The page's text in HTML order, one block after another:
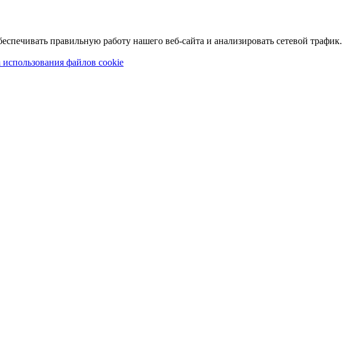
правильную работу нашего веб-сайта и анализировать сетевой трафик.
файлов cookie